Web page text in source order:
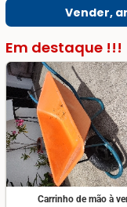
Vender,
Em destaque !!!
Carrinho de mão à